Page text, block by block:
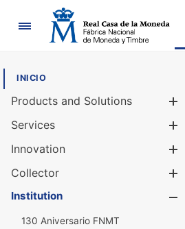
Navigation
INICIO
Products and Solutions
Services
Innovation
Collector
Institution
130 Aniversario FNMT